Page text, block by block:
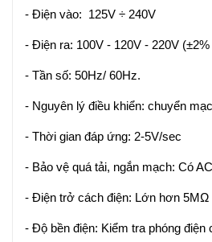
- Điện vào: 125V ÷ 240V
- Điện ra: 100V - 120V - 220V (±2%
- Tần số: 50Hz/ 60Hz.
- Nguyên lý điều khiển: chuyển
- Thời gian đáp ứng: 2-5V/sec
- Bảo vệ quá tải, ngắn mạch: Có
- Điện trở cách điện: Lớn hơn 5MΩ
- Độ bền điện: Kiểm tra phóng điện